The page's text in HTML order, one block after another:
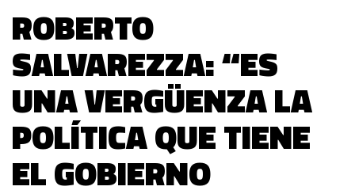
ROBERTO
SALVAREZZA: “ES
UNA VERGÜENZA LA
POLÍTICA QUE TIENE
EL GOBIERNO